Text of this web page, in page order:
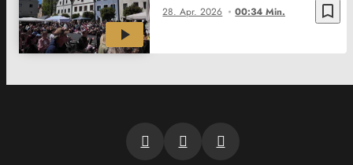
bookmark_border
28. Apr. 2026 00:34 Min.